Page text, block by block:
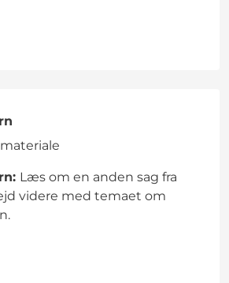
Læs om en anden sag fra
videre med temaet om